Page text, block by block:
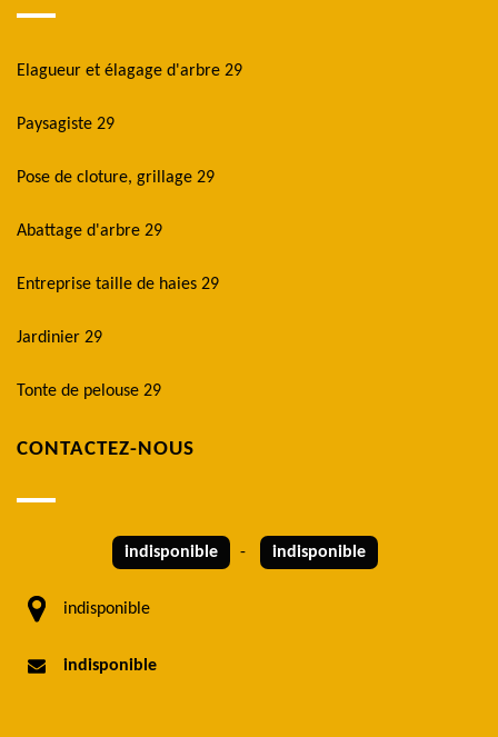
Elagueur et élagage d'arbre 29
Paysagiste 29
Pose de cloture, grillage 29
Abattage d'arbre 29
Entreprise taille de haies 29
Jardinier 29
Tonte de pelouse 29
CONTACTEZ-NOUS
indisponible - indisponible
indisponible
indisponible